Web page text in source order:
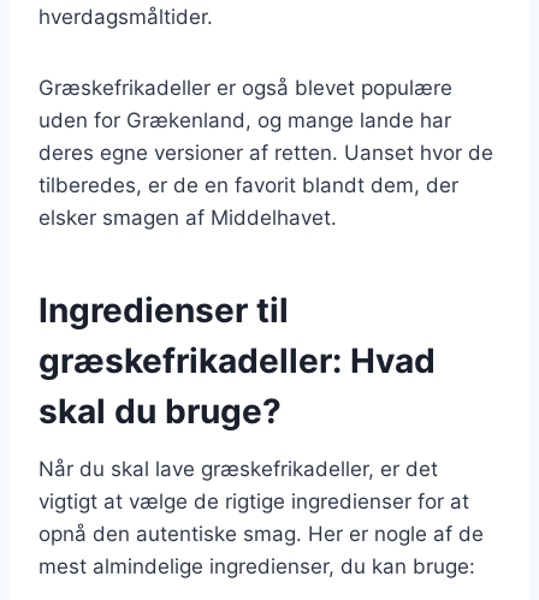
hverdagsmåltider.
Græskefrikadeller er også blevet populære
uden for Grækenland, og mange lande har
deres egne versioner af retten. Uanset hvor de
tilberedes, er de en favorit blandt dem, der
elsker smagen af Middelhavet.
Ingredienser til
græskefrikadeller: Hvad
skal du bruge?
Når du skal lave græskefrikadeller, er det
vigtigt at vælge de rigtige ingredienser for at
opnå den autentiske smag. Her er nogle af de
mest almindelige ingredienser, du kan bruge: